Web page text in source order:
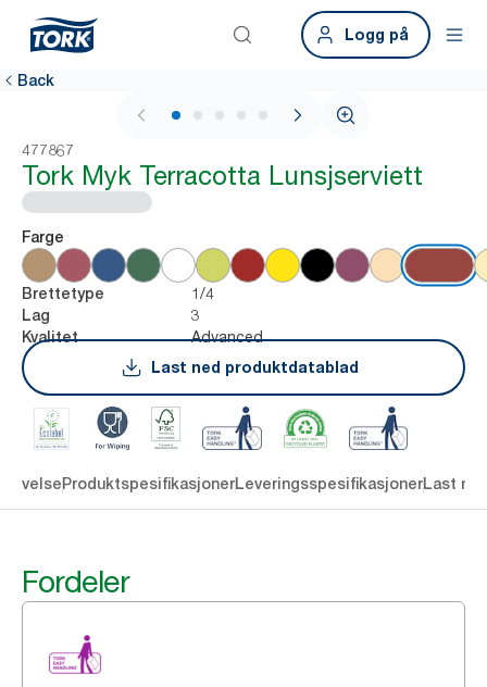
Logg på
Back
1 / 6
477867
Tork Myk Terracotta Lunsjserviett
Farge
Brettetype 1/4
Lag 3
Kvalitet
Advanced
Last ned produktdatablad
ProduktspesifikasjonerLeveringsspesifikasjonerLast
Fordeler